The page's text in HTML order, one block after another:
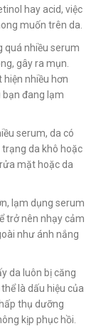
hay acid, việc
muốn trên da.
quá nhiều serum
gây ra mụn.
hiện nhiều hơn
bạn đang lạm
serum, da có
da khô hoặc
mặt hoặc da
lạm dụng serum
trở nên nhạy cảm
như ánh nắng
da luôn bị căng
là dấu hiệu của
thụ dưỡng
kịp phục hồi.